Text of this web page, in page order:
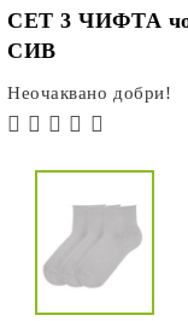
СЕТ 3 ЧИФТА
СИВ
Неочаквано добри!